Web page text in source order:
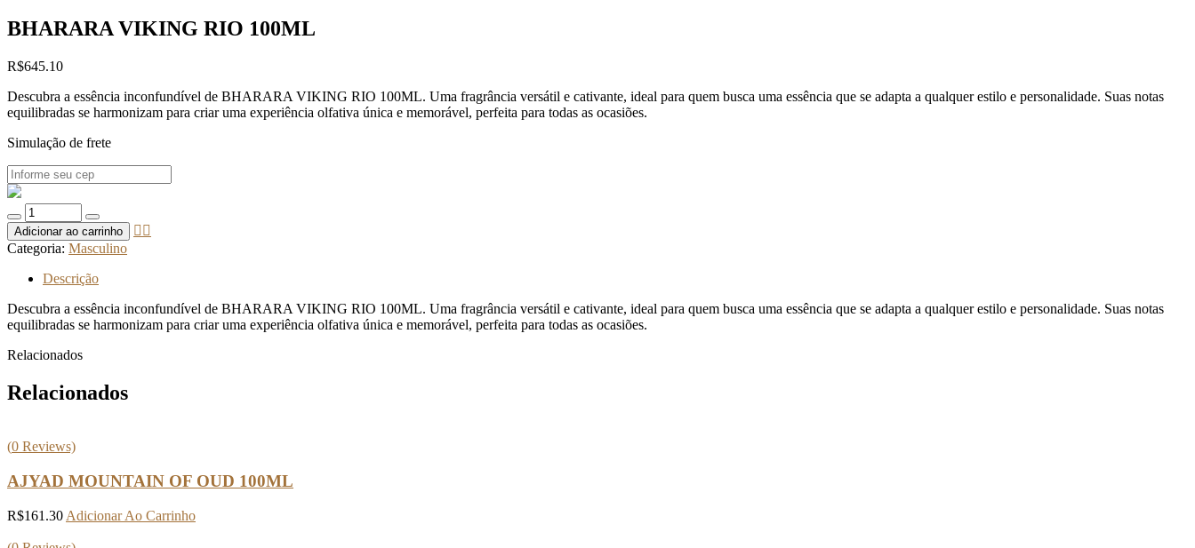
BHARARA VIKING RIO 100ML
R$645.10
Descubra a essência inconfundível de BHARARA VIKING RIO 100ML. Uma fragrância versátil e cativante, ideal para quem busca uma essência que se adapta a qualquer estilo e personalidade. Suas notas
equilibradas se harmonizam para criar uma experiência olfativa única e memorável, perfeita para todas as ocasiões.
Simulação de frete
Quantidade
de
BHARARA
VIKING
RIO
100ML
Adicionar ao carrinho
Categoria: Masculino
Descrição
Descubra a essência inconfundível de BHARARA VIKING RIO 100ML. Uma fragrância versátil e cativante, ideal para quem busca uma essência que se adapta a qualquer estilo e personalidade. Suas notas
equilibradas se harmonizam para criar uma experiência olfativa única e memorável, perfeita para todas as ocasiões.
Relacionados
Relacionados
(0 Reviews)
AJYAD MOUNTAIN OF OUD 100ML
R$161.30 Adicionar Ao Carrinho